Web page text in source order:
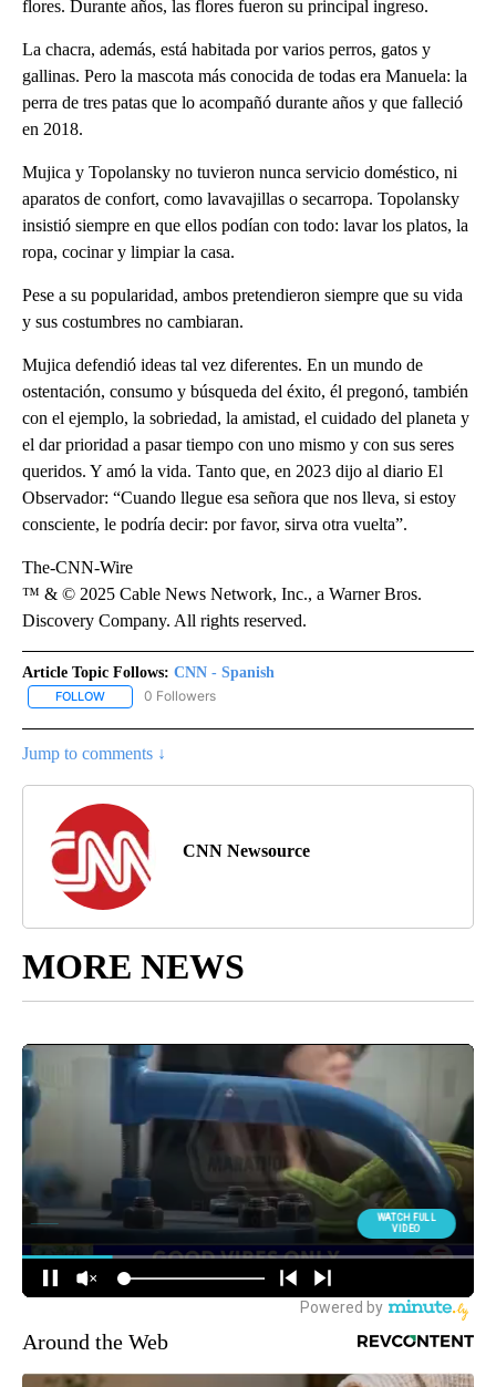
flores. Durante años, las flores fueron su principal ingreso.
La chacra, además, está habitada por varios perros, gatos y
gallinas. Pero la mascota más conocida de todas era Manuela: la
perra de tres patas que lo acompañó durante años y que falleció
en 2018.
Mujica y Topolansky no tuvieron nunca servicio doméstico, ni
aparatos de confort, como lavavajillas o secarropa. Topolansky
insistió siempre en que ellos podían con todo: lavar los platos, la
ropa, cocinar y limpiar la casa.
Pese a su popularidad, ambos pretendieron siempre que su vida
y sus costumbres no cambiaran.
Mujica defendió ideas tal vez diferentes. En un mundo de
ostentación, consumo y búsqueda del éxito, él pregonó, también
con el ejemplo, la sobriedad, la amistad, el cuidado del planeta y
el dar prioridad a pasar tiempo con uno mismo y con sus seres
queridos. Y amó la vida. Tanto que, en 2023 dijo al diario El
Observador: “Cuando llegue esa señora que nos lleva, si estoy
consciente, le podría decir: por favor, sirva otra vuelta”.
The-CNN-Wire
™ & © 2025 Cable News Network, Inc., a Warner Bros.
Discovery Company. All rights reserved.
Article Topic Follows: CNN - Spanish
FOLLOW FOLLOW "CNN - SPANISH" TO RECEIVE NOTIFICATIONS ABOUT
0 Followers
Jump to comments ↓
CNN Newsource
MORE NEWS
Around the Web